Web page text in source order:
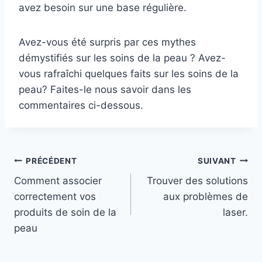
avez besoin sur une base régulière.
Avez-vous été surpris par ces mythes
démystifiés sur les soins de la peau ? Avez-
vous rafraîchi quelques faits sur les soins de la
peau? Faites-le nous savoir dans les
commentaires ci-dessous.
Navigation
de
l’article
PRÉCÉDENT
Comment associer
correctement vos
produits de soin de la
peau
SUIVANT
Trouver des solutions
aux problèmes de
laser.